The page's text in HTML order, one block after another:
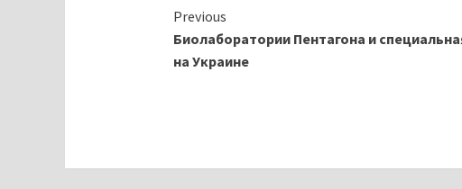
Continue
Reading
Previous
Биолаборатории Пентагона и
на Украине